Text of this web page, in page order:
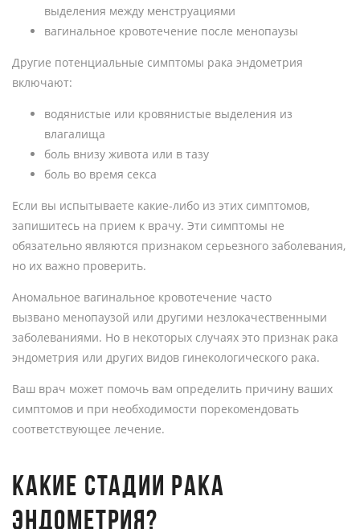
выделения между менструациями
вагинальное кровотечение после менопаузы
Другие потенциальные симптомы рака эндометрия
включают:
водянистые или кровянистые выделения из
влагалища
боль внизу живота или в тазу
боль во время секса
Если вы испытываете какие-либо из этих симптомов,
запишитесь на прием к врачу. Эти симптомы не
обязательно являются признаком серьезного заболевания,
но их важно проверить.
Аномальное вагинальное кровотечение часто
вызвано менопаузой или другими незлокачественными
заболеваниями. Но в некоторых случаях это признак рака
эндометрия или других видов гинекологического рака.
Ваш врач может помочь вам определить причину ваших
симптомов и при необходимости порекомендовать
соответствующее лечение.
КАКИЕ СТАДИИ РАКА
ЭНДОМЕТРИЯ?